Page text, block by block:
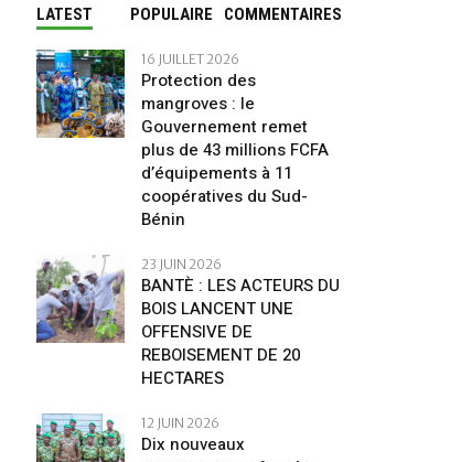
LATEST POPULAIRE COMMENTAIRES
16 JUILLET 2026
Protection des
mangroves : le
Gouvernement remet
plus de 43 millions FCFA
d’équipements à 11
coopératives du Sud-
Bénin
23 JUIN 2026
BANTÈ : LES ACTEURS DU
BOIS LANCENT UNE
OFFENSIVE DE
REBOISEMENT DE 20
HECTARES
12 JUIN 2026
Dix nouveaux